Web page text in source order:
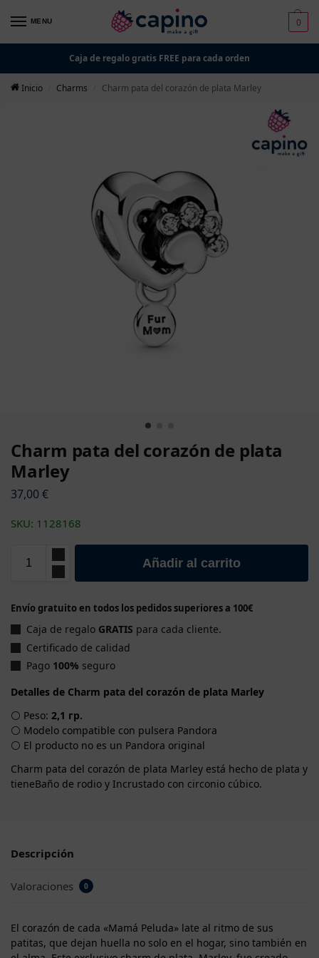
MENU 0
Caja de regalo gratis FREE para cada orden
Inicio Charms Charm pata del corazón de plata Marley
Charm pata del corazón de plata
Marley
37,00€
SKU: 1128168
Añadir al carrito
Envío gratuito en todos los pedidos superiores a 100€
Caja de regalo GRATIS para cada cliente.
Certificado de calidad
Pago 100% seguro
Detalles de Charm pata del corazón de plata Marley
⚪ Peso: 2,1 гр.
⚪ Modelo compatible con pulsera Pandora
⚪ El producto no es un Pandora original
Charm pata del corazón de plata Marley está hecho de plata y
tieneBaño de rodio y Incrustado con circonio cúbico.
Descripción
Valoraciones 0
El corazón de cada «Mamá Peluda» late al ritmo de sus
patitas, que dejan huella no solo en el hogar, sino también en